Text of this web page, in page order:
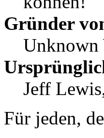
Gründer
Unknown
Jeff
Für jeden,